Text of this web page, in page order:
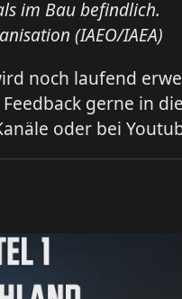
im Bau befindlich.
(IAEO/IAEA)
noch laufend
gerne in
oder bei